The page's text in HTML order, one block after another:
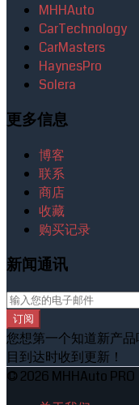
MHHAuto
CarTechnology
CarMasters
HaynesPro
Solera
更多信息
博客
联系
商店
收藏
购买记录
新闻通讯
订阅
您想第一个知道新产
目到达时收到更新！
© 2026 MHHAuto PRO